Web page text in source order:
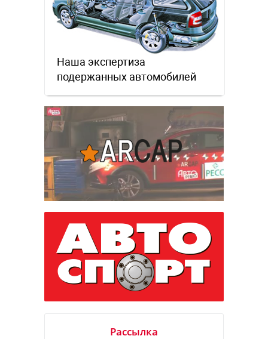
Наша экспертиза
подержанных автомобилей
Рассылка